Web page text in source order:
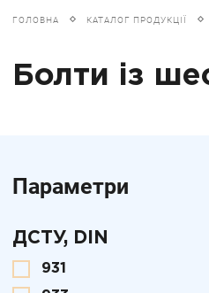
ГОЛОВНА КАТАЛОГ ПРОДУКЦІЇ
Болти із
Параметри
ДСТУ, DIN
931